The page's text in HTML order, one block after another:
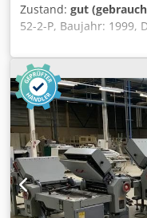
Zustand: gut
52-2-P, Baujahr: 1999,
2 Farben Ausstattung:
Version: vorbereitet
Wascheinrichtung für
Doppelblattkontrolle -
Dosiergerät -
Stanzen - Wendedruck
Autoplate -